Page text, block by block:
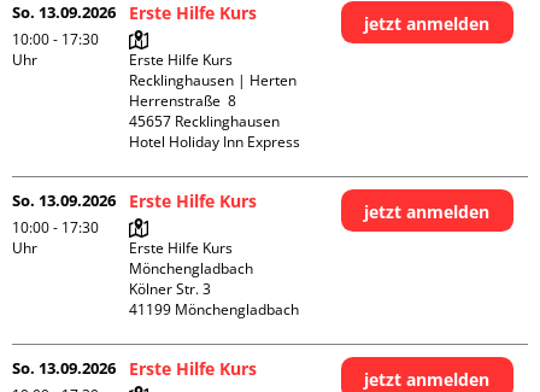
So. 13.09.2026
10:00 - 17:30
Uhr
Erste Hilfe Kurs
Erste Hilfe Kurs
Recklinghausen | Herten
Herrenstraße  8
45657 Recklinghausen
Hotel Holiday Inn Express
jetzt anmelden
So. 13.09.2026
10:00 - 17:30
Uhr
Erste Hilfe Kurs
Erste Hilfe Kurs
Mönchengladbach
Kölner Str. 3
jetzt anmelden
So. 13.09.2026 Erste Hilfe Kurs jetzt anmelden